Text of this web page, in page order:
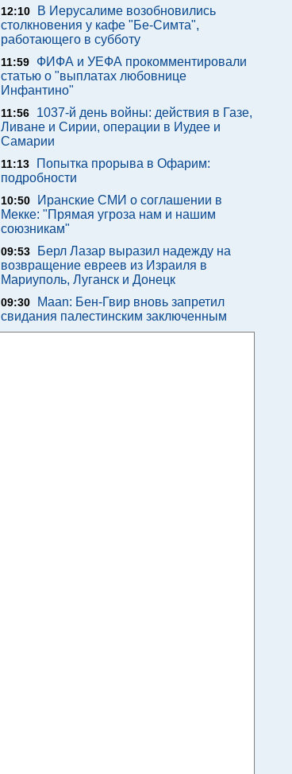
12:10
В Иерусалиме возобновились
столкновения у кафе "Бе-Симта",
работающего в субботу
11:59
ФИФА и УЕФА прокомментировали
статью о "выплатах любовнице
Инфантино"
11:56
1037-й день войны: действия в Газе,
Ливане и Сирии, операции в Иудее и
Самарии
11:13
Попытка прорыва в Офарим:
подробности
10:50
Иранские СМИ о соглашении в
Мекке: "Прямая угроза нам и нашим
союзникам"
09:53
Берл Лазар выразил надежду на
возвращение евреев из Израиля в
Мариуполь, Луганск и Донецк
09:30
Maan: Бен-Гвир вновь запретил
свидания палестинским заключенным